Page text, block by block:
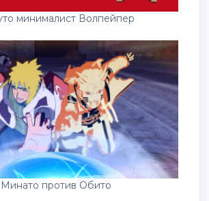
минималист Волпейпер
Минато против Обито